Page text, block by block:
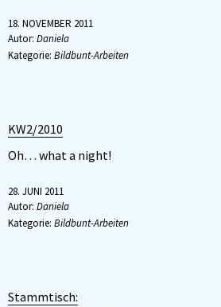
18. NOVEMBER 2011
Autor: Daniela
Kategorie: Bildbunt-Arbeiten
KW2/2010
Oh… what a night!
28. JUNI 2011
Autor: Daniela
Kategorie: Bildbunt-Arbeiten
Stammtisch: